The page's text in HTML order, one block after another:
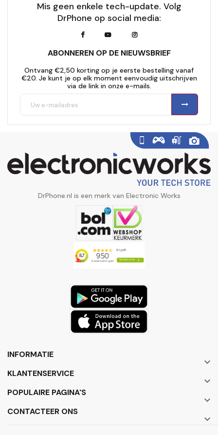
Mis geen enkele tech-update. Volg
DrPhone op social media:
ABONNEREN OP DE NIEUWSBRIEF
Ontvang €2,50 korting op je eerste bestelling vanaf
€20. Je kunt je op elk moment eenvoudig uitschrijven
via de link in onze e-mails.
DrPhone.nl is een merk van Electronic Works
INFORMATIE

KLANTENSERVICE

POPULAIRE PAGINA'S

CONTACTEER ONS
